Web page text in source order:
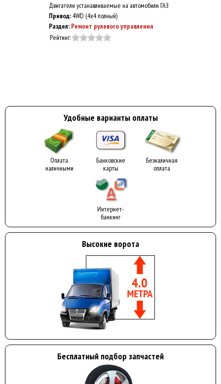
Двигатели устанавливаемые на автомобили ГАЗ
Привод:4WD (4x4 полный)
Раздел: Ремонт рулевого управления
Рейтинг:
Удобные варианты оплаты
Оплата
наличными
Банковские
карты
Безналичная
оплата
Интернет-
банкинг
Высокие ворота
Бесплатный подбор запчастей